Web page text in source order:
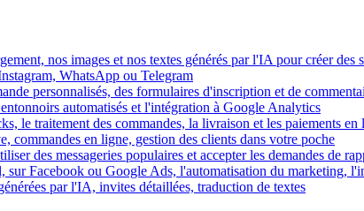
nos images et nos textes générés par l'IA pour créer des
WhatsApp ou Telegram
personnalisés, des formulaires d'inscription et de
automatisés et l'intégration à Google Analytics
le traitement des commandes, la livraison et les paiements en
commandes en ligne, gestion des clients dans votre poche
des messageries populaires et accepter les demandes de
sur Facebook ou Google Ads, l'automatisation du marketing,
par l'IA, invites détaillées, traduction de textes